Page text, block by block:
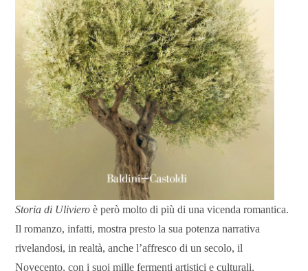
Storia di Uliviero è però molto di più di una vicenda romantica.
Il romanzo, infatti, mostra presto la sua potenza narrativa
rivelandosi, in realtà, anche l’affresco di un secolo, il
Novecento, con i suoi mille fermenti artistici e culturali.